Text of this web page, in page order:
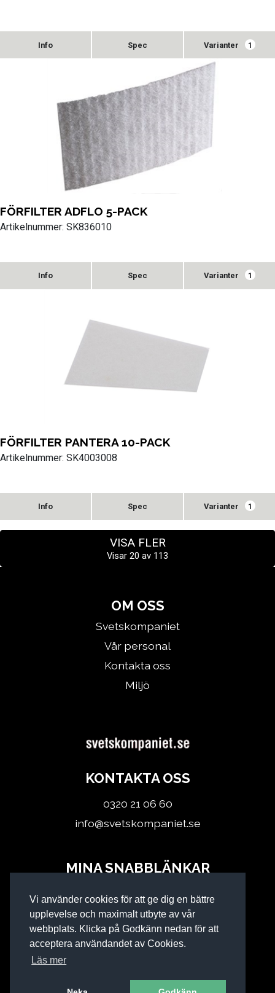
Vi använder cookies för att ge dig en bättre
upplevelse och maximalt utbyte av vår
webbplats. Klicka på Godkänn nedan för att
acceptera användandet av Cookies.
Läs mer
Varianter 1
FÖRFILTER ADFLO 5-PACK
Artikelnummer: SK836010
Varianter 1
FÖRFILTER PANTERA 10-PACK
Artikelnummer: SK4003008
Varianter 1
VISA FLER
Visar 20 av 113
OM OSS
Svetskompaniet
Vår personal
Kontakta oss
Miljö
KONTAKTA OSS
0320 21 06 60
info@svetskompaniet.se
MINA SNABBLÄNKAR
Köpvillkor